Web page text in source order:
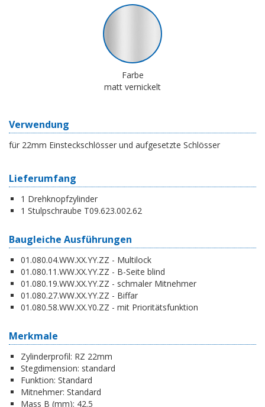
Farbe
matt vernickelt
Verwendung
für 22mm Einsteckschlösser und aufgesetzte Schlösser
Lieferumfang
1 Drehknopfzylinder
1 Stulpschraube T09.623.002.62
Baugleiche Ausführungen
01.080.04.WW.XX.YY.ZZ - Multilock
01.080.11.WW.XX.YY.ZZ - B-Seite blind
01.080.19.WW.XX.YY.ZZ - schmaler Mitnehmer
01.080.27.WW.XX.YY.ZZ - Biffar
01.080.58.WW.XX.Y0.ZZ - mit Prioritätsfunktion
Merkmale
Zylinderprofil: RZ 22mm
Stegdimension: standard
Funktion: Standard
Mitnehmer: Standard
Mass B (mm): 42.5